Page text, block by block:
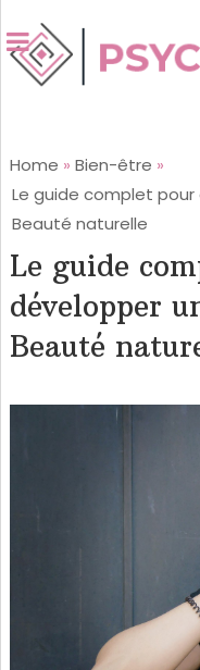
Home » Bien-être »
Le guide complet
Beauté naturelle
Le guide
développer
Beauté